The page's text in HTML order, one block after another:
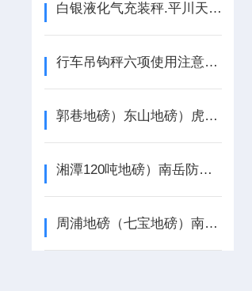
白银液化气充装秤.平川天然气充装电子称.会宁二氧化碳灌装秤简介及原理
行车吊钩秤六项使用注意事项及常见的错误信息判断
郭巷地磅）东山地磅）虎丘地磅）狮山地磅）枫桥地磅
湘潭120吨地磅）南岳防爆叉车秤（望城20吨地磅）寻乌叉车秤
周浦地磅（七宝地磅）南翔地磅）泖港地磅